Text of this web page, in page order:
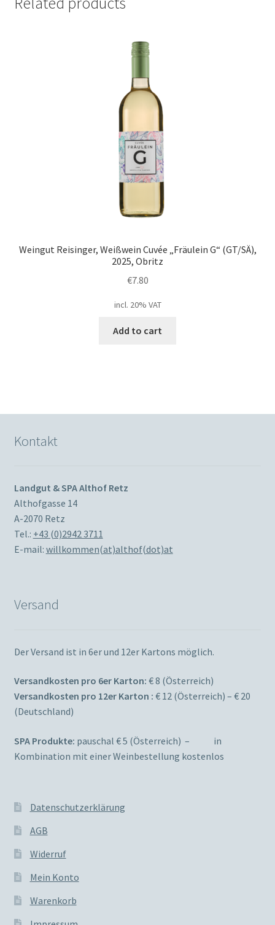
Weingut Reisinger, Weißwein Cuvée „Fräulein G“ (GT/SÄ),
2025, Obritz
€7.80
incl. 20% VAT
Add to cart
Kontakt
Landgut & SPA Althof Retz
Althofgasse 14
A-2070 Retz
Tel.: +43 (0)2942 3711
E-mail: willkommen(at)althof(dot)at
Versand
Der Versand ist in 6er und 12er Kartons möglich.
Versandkosten pro 6er Karton: € 8 (Österreich)
Versandkosten pro 12er Karton : € 12 (Österreich) – € 20
(Deutschland)
SPA Produkte: pauschal € 5 (Österreich) – in
Kombination mit einer Weinbestellung kostenlos
Datenschutzerklärung
AGB
Widerruf
Mein Konto
Warenkorb